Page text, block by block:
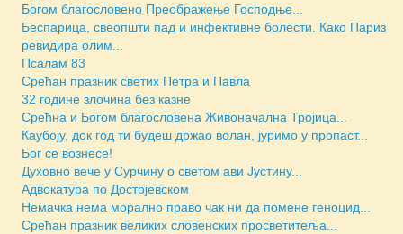
Богом благословено Преображење Господње...
Беспарица, свеопшти пад и инфективне болести. Како Париз
ревидира олим...
Псалам 83
Срећан празник светих Петра и Павла
32 године злочина без казне
Срећна и Богом благословена Живоначална Тројица...
Каубоју, док год ти будеш држао волан, јуримо у пропаст...
Бoг се вознесе!
Духовно вече у Сурчину о светом ави Јустину...
Адвокатура по Достојевском
Немачка нема морално право чак ни да помене геноцид...
Срећан празник великих словенских просветитеља...